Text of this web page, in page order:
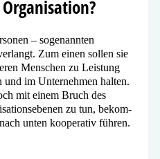
– soge­nann­ten
Zum einen sol­len sie
Menschen zu Leistung
im Unternehmen hal­ten.
mit einem Bruch des
zu tun, bekom­
unten koope­ra­tiv führen.